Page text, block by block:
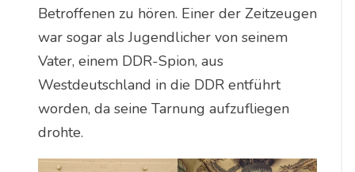
Betroffenen zu hören. Einer der Zeitzeugen
war sogar als Jugendlicher von seinem
Vater, einem DDR-Spion, aus
Westdeutschland in die DDR entführt
worden, da seine Tarnung aufzufliegen
drohte.